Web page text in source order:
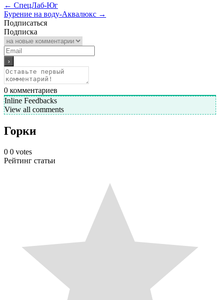
← СпецЛаб-Юг
Бурение на воду-Аквалюкс →
Подписаться
Подписка
0 комментариев
Inline Feedbacks
View all comments
Горки
0 0 votes
Рейтинг статьи